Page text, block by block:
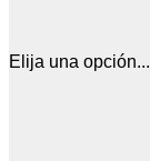
Elija una opción...